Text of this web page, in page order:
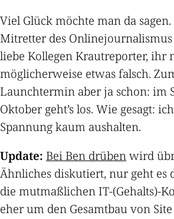
Viel Glück möchte man da sagen.
Mitretter des Onlinejournalismus
liebe Kollegen Krautreporter, ihr
möglicherweise etwas falsch.
Launchtermin aber ja schon: im
Oktober geht’s los. Wie gesagt:
Spannung kaum aushalten.
Update: Bei Ben drübenwird
Ähnliches diskutiert, nur geht es
die mutmaßlichen IT-(Gehalts)-
eher um den Gesamtbau von